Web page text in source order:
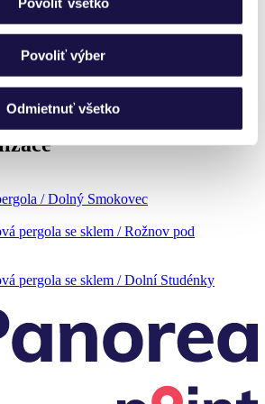
Povoliť výber
Odmietnuť všetko
DOMEK WELLNESS BLOCK
/ Dolný Smokovec
pergola se sklem / Rožnov pod
pergola se sklem / Dolní Studénky